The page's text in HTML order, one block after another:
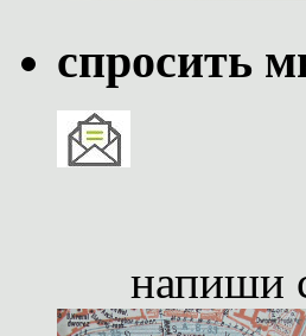
спросить
напиши